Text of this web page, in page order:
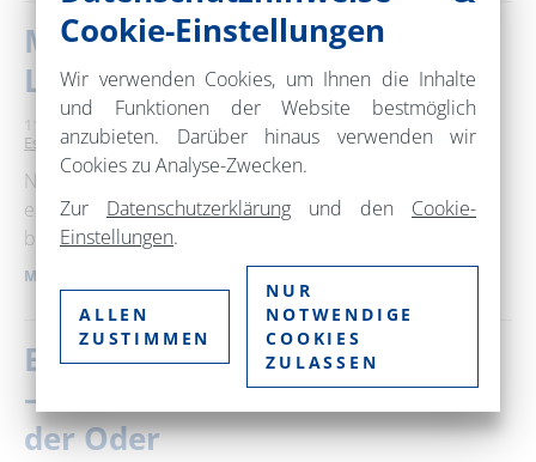
Martinsgans aus dem
Lehmbackofen
11. November 2026 17:00 – 22:00 Uhr
Gut Leben Landresort
Essen und Trinken
Nach einem stilvollen "Gruß aus der Küche" und einer
exquisiten Vorspeise erwartet euch der Gänsebraten,
bereits tranchiert und begleitet von …
MEHR ERFAHREN
Beiderseits! / Po obu stronach!
– Geschichten vom Leben an
der Oder
Cookie-Einstellungen
Wir verwenden Cookies, um Ihnen die Inhalte
und Funktionen der Website bestmöglich
anzubieten. Darüber hinaus verwenden wir
Cookies zu Analyse-Zwecken.
Zur Datenschutzerklärung und den Cookie-
Einstellungen.
ALLEN
ZUSTIMMEN
NUR
NOTWENDIGE
COOKIES
ZULASSEN